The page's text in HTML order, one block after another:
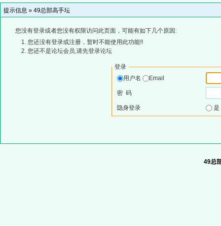
提示信息 » 49总部高手坛
您没有登录或者您没有权限访问此页面，可能有如下几个原因:
您还没有登录或注册，暂时不能使用此功能!!
您还不是论坛会员,请先登录论坛
登录
用户名
Email
密 码
隐身登录
49总